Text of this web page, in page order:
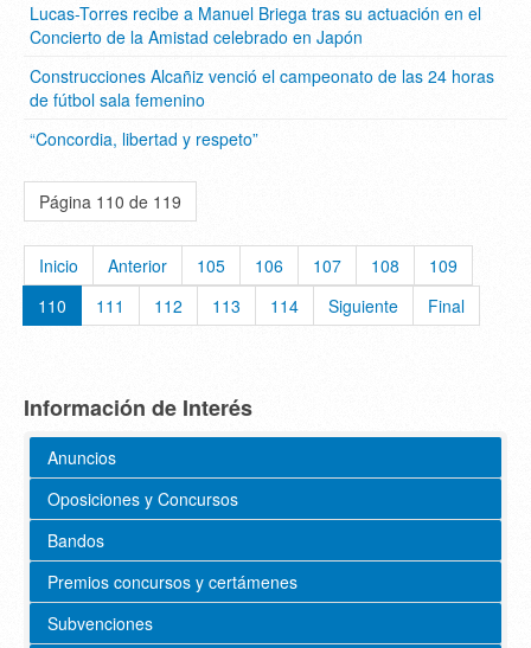
Lucas-Torres recibe a Manuel Briega tras su actuación en el
Concierto de la Amistad celebrado en Japón
Construcciones Alcañiz venció el campeonato de las 24 horas
de fútbol sala femenino
“Concordia, libertad y respeto”
Página 110 de 119
Inicio Anterior 105 106 107 108
109
110
111 112 113 114 Siguiente Final
Información de Interés
Anuncios
Oposiciones y Concursos
Bandos
Premios concursos y certámenes
Subvenciones